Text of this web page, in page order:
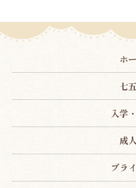
ホ
七
入学
成
ブラ